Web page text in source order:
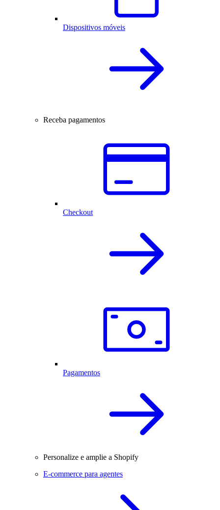
Dispositivos móveis
Receba pagamentos
Checkout
Pagamentos
Personalize e amplie a Shopify
E-commerce para agentes